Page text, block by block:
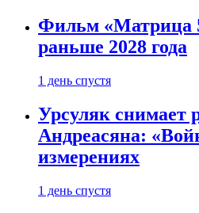
Фильм «Матрица
раньше 2028 года
1 день спустя
Урсуляк снимает
Андреасяна:
измерениях
1 день спустя